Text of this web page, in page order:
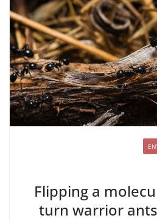
Flipping a
turn warrior